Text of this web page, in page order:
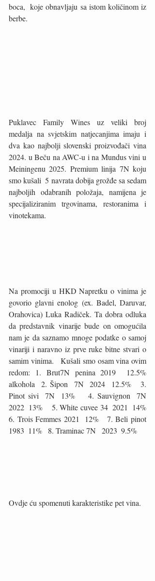
boca,  koje obnavljaju sa istom količinom iz
berbe.
Puklavec Family Wines uz veliki broj
medalja na svjetskim natjecanjima imaju i
dva kao najbolji slovenski proizvođači vina
2024. u Beču na AWC-u i na Mundus vini u
Meiningenu 2025. Premium linija 7N koju
smo kušali  5 navrata dobija grožđe sa sedam
najboljih odabranih položaja, namijena je
specijaliziranim trgovinama, restoranima i
vinotekama.
Na promociji u HKD Napretku o vinima je
govorio glavni enolog (ex. Badel, Daruvar,
Orahovica) Luka Radiček. Ta dobra odluka
da predstavnik vinarije bude on omogućila
nam je da saznamo mnoge podatke o samoj
vinariji i naravno iz prve ruke bitne stvari o
samim vinima.   Kušali smo osam vina ovim
redom: 1. Brut7N penina 2019  12.5%
alkohola  2. Šipon  7N  2024  12.5%   3.
Pinot sivi  7N  13%    4. Sauvignon  7N
2022  13%    5. White cuvee 34  2021  14%
6. Trois Femmes 2021  12%   7. Beli pinot
1983  11%   8. Traminac 7N   2023  9.5%
Ovdje ću spomenuti karakteristike pet vina.